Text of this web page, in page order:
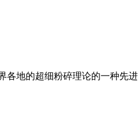
地的超细粉碎理论的一种先